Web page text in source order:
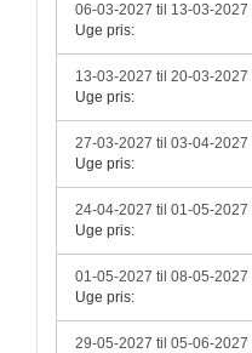
06-03-2027 til 13-03-2027
Uge pris:
13-03-2027 til 20-03-2027
Uge pris:
27-03-2027 til 03-04-2027
Uge pris:
24-04-2027 til 01-05-2027
Uge pris:
01-05-2027 til 08-05-2027
Uge pris:
29-05-2027 til 05-06-2027